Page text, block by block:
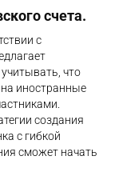
счета.
с
что
иностранные
создания
с гибкой
сможет начать